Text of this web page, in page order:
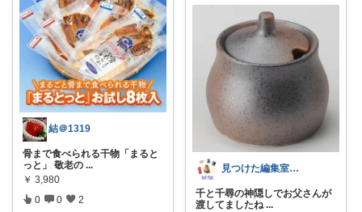
結＠1319
骨まで食べられる干物「まると
っと」 敬老の ...
￥ 3,980
0 0 2
見つけた編集室｜DESIGN
千と千尋の神隠しでお父さんが
渡してましたね ...